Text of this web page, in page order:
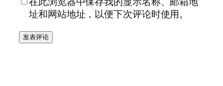
址和网站地址，以便下次评论时使用。